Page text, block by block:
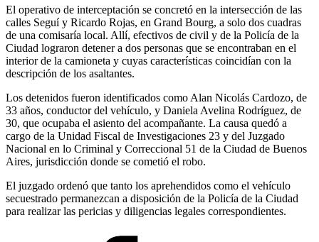
El operativo de interceptación se concretó en la intersección de las
calles Seguí y Ricardo Rojas, en Grand Bourg, a solo dos cuadras
de una comisaría local. Allí, efectivos de civil y de la Policía de la
Ciudad lograron detener a dos personas que se encontraban en el
interior de la camioneta y cuyas características coincidían con la
descripción de los asaltantes.
Los detenidos fueron identificados como Alan Nicolás Cardozo, de
33 años, conductor del vehículo, y Daniela Avelina Rodríguez, de
30, que ocupaba el asiento del acompañante. La causa quedó a
cargo de la Unidad Fiscal de Investigaciones 23 y del Juzgado
Nacional en lo Criminal y Correccional 51 de la Ciudad de Buenos
Aires, jurisdicción donde se cometió el robo.
El juzgado ordenó que tanto los aprehendidos como el vehículo
secuestrado permanezcan a disposición de la Policía de la Ciudad
para realizar las pericias y diligencias legales correspondientes.